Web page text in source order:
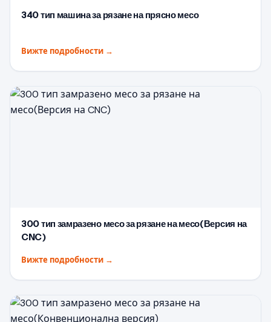
340 тип машина за рязане на прясно месо
Вижте подробности →
300 тип замразено месо за рязане на месо(Версия на
CNC)
Вижте подробности →